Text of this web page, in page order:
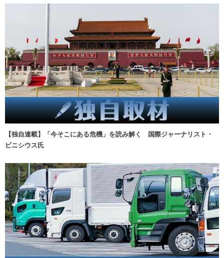
【独自連載】「今そこにある危機」を読み解く 国際ジャーナリスト・
ビニシウス氏